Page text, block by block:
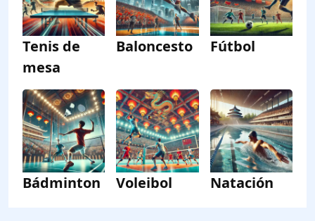
Tenis de
mesa
Baloncesto Fútbol
Bádminton Voleibol Natación